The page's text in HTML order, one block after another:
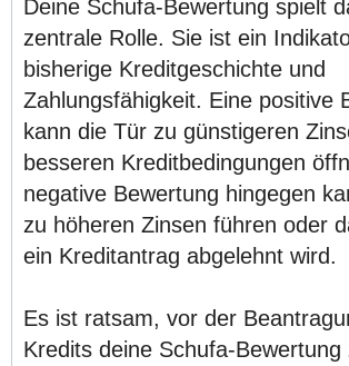
Deine Schufa-Bewertung spielt
zentrale Rolle. Sie ist ein
bisherige Kreditgeschichte und
Zahlungsfähigkeit. Eine positive
kann die Tür zu günstigeren
besseren Kreditbedingungen
negative Bewertung hingegen
zu höheren Zinsen führen oder
ein Kreditantrag abgelehnt wird.
Es ist ratsam, vor der
Kredits deine Schufa-Bewertung